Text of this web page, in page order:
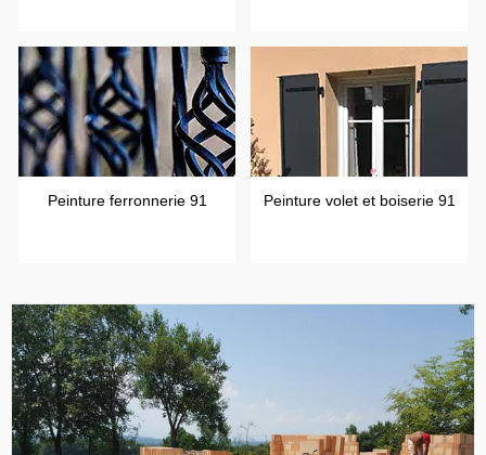
Peinture ferronnerie 91 Peinture volet et boiserie 91